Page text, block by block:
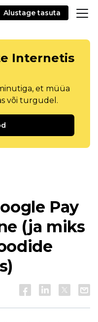
Alustage tasuta
Internetis
et müüa
või turgudel.
Pay
(ja miks